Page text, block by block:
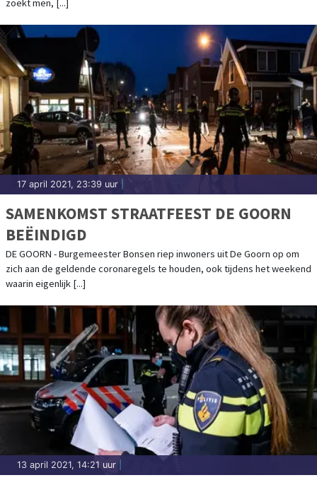
zoekt men, [...]
17 april 2021, 23:39 uur
SAMENKOMST STRAATFEEST DE GOORN
BEËINDIGD
DE GOORN - Burgemeester Bonsen riep inwoners uit De Goorn op om
zich aan de geldende coronaregels te houden, ook tijdens het weekend
waarin eigenlijk [...]
13 april 2021, 14:21 uur